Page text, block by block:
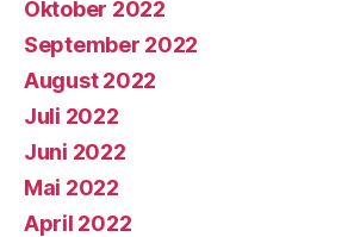
Oktober 2022
September 2022
August 2022
Juli 2022
Juni 2022
Mai 2022
April 2022